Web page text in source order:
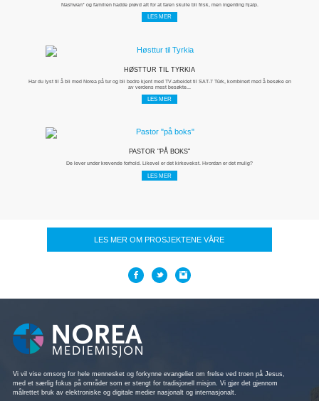
Nashwan* og familien hadde prøvd alt for at faren skulle bli frisk, men ingenting hjalp.
LES MER
HØSTTUR TIL TYRKIA
Har du lyst til å bli med Norea på tur og bli bedre kjent med TV-arbeidet til SAT-7 Türk, kombinert med å besøke en
av verdens mest besøkte...
LES MER
PASTOR "PÅ BOKS"
De lever under krevende forhold. Likevel er det kirkevekst. Hvordan er det mulig?
LES MER
LES MER OM PROSJEKTENE VÅRE
Vi vil vise omsorg for hele mennesket og forkynne evangeliet om frelse ved troen på Jesus,
med et særlig fokus på områder som er stengt for tradisjonell misjon. Vi gjør det gjennom
målrettet bruk av elektroniske og digitale medier nasjonalt og internasjonalt.